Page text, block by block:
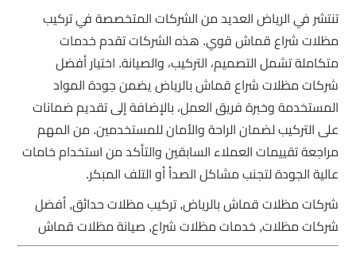
تنتشر في الرياض العديد من الشركات المتخصصة في تركيب
مظلات شراع قماش قوي. هذه الشركات تقدم خدمات
متكاملة تشمل التصميم، التركيب، والصيانة. اختيار أفضل
شركات مظلات شراع قماش بالرياض يضمن جودة المواد
المستخدمة وخبرة فريق العمل، بالإضافة إلى تقديم ضمانات
على التركيب لضمان الراحة والأمان للمستخدمين. من المهم
مراجعة تقييمات العملاء السابقين والتأكد من استخدام خامات
عالية الجودة لتجنب مشاكل الصدأ أو التلف المبكر.
شركات مظلات قماش بالرياض, تركيب مظلات حدائق, أفضل
شركات مظلات, خدمات مظلات شراع, صيانة مظلات قماش